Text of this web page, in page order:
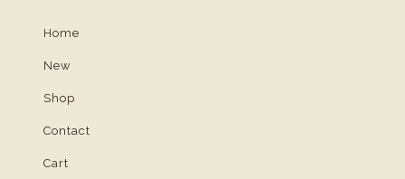
Home
New
Shop
Contact
Cart